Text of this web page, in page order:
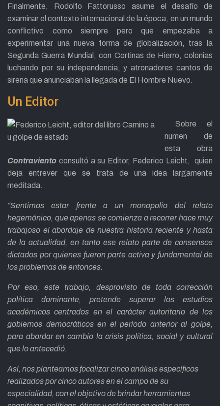
Finalmente, Rodolfo Fattorusso asume el desafío de
examinar el contexto internacional de la época, en un mundo
conflictivo como siempre pero que empezaba a
experimentar una nueva forma de globalización, tras la
Segunda Guerra Mundial, con Cortinas de Hierro, colonias
luchando por su independencia, y atronadores cantos de
sirena que anunciaban la llegada de El Hombre Nuevo.
Un Editor
Sobre el
numen de
esta obra
Contraviento consultó a su Editor, Federico Leicht, quien
deja entrever que se trata de una idea largamente
meditada.
“Sentimos estar frente a un monopolio del relato
hegemónico, que apenas se comienza a recorrer hace muy
trabajoso el abordaje de nuestra historia reciente y hasta
de la actualidad, en tanto ese relato parte de consensos
dictados por quienes fueron parte activa y fundamental de
los problemas de entonces.
Por eso, este trabajo, desprovisto de toda corrección
política dominante, pretende superar los estudios
académicos centrados en el carácter autoritario de los
gobiernos democráticos en el período anterior al golpe,
para abordar en cambio la crisis política, social y cultural
que lo antecedió.
Así, nos planteamos focalizar cinco análisis específicos
realizados por cinco autores en el campo de su
especialidad, con el objetivo de brindar herramientas